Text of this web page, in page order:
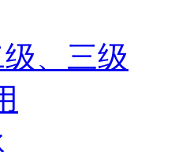
、三级